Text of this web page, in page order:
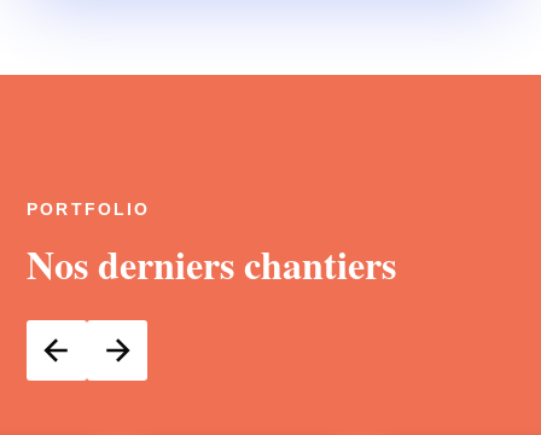
PORTFOLIO
Nos derniers chantiers